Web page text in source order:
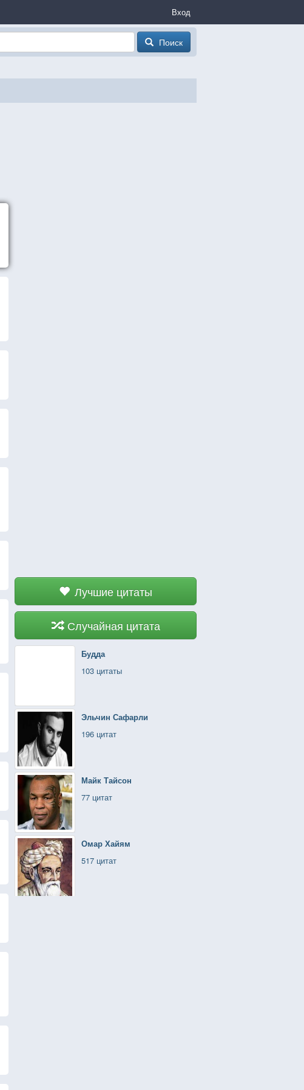
Вход
Поиск
Лучшие цитаты
Случайная цитата
Будда
103 цитаты
Эльчин Сафарли
196 цитат
Майк Тайсон
77 цитат
Омар Хайям
517 цитат